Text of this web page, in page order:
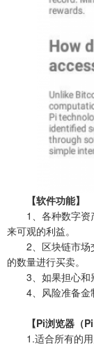
【软件功能】
1、各种数字资
来可观的利益。
2、区块链市场
的数量进行买卖。
3、如果担心和别
4、风险准备金制
【Pi浏览器（
1.适合所有的用